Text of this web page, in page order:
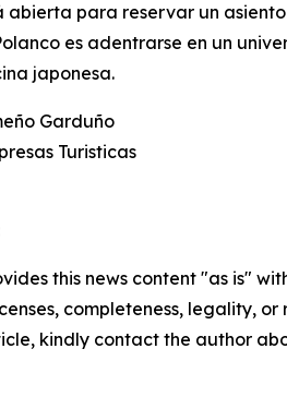
abierta para reservar un
es adentrarse en un
japonesa.
Garduño
Turisticas
this news content "as is"
completeness, legality,
kindly contact the author